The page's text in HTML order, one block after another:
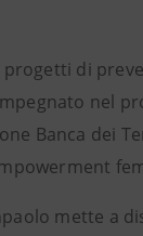
di
nel
Banca dei
mette a